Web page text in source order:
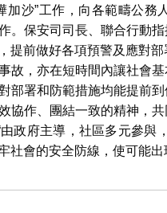
加沙”工作，向各範疇公
。保安司司長、聯合行動
提前做好各項預警及應對
故，亦在短時間內讓社會
部署和防範措施均能提前
協作、團結一致的精神，
政府主導，社區多元參與
社會的安全防線，使可能